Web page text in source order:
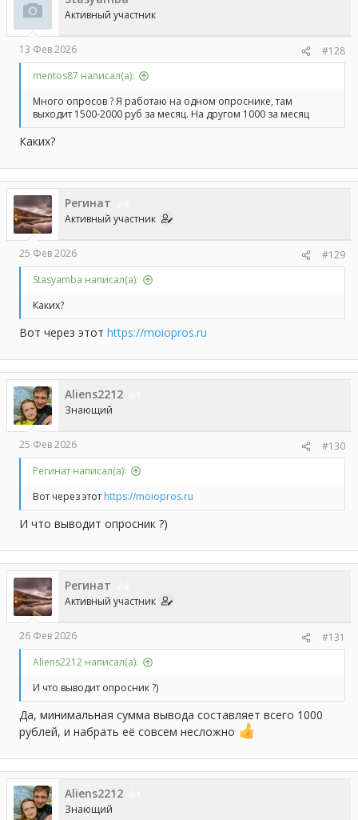
Активный участник
13 Фев 2026
#128
mentos87 написал(а):
Много опросов ? Я работаю на одном опроснике, там
выходит 1500-2000 руб за месяц. На другом 1000 за месяц
Каких?
Регинат
Активный участник
25 Фев 2026
#129
Stasyamba написал(а):
Каких?
Вот через этот https://moiopros.ru
Aliens2212
Знающий
25 Фев 2026
#130
Регинат написал(а):
Вот через этот https://moiopros.ru
И что выводит опросник ?)
Регинат
Активный участник
26 Фев 2026
#131
Aliens2212 написал(а):
И что выводит опросник ?)
Да, минимальная сумма вывода составляет всего 1000
рублей, и набрать её совсем несложно
Aliens2212
Знающий